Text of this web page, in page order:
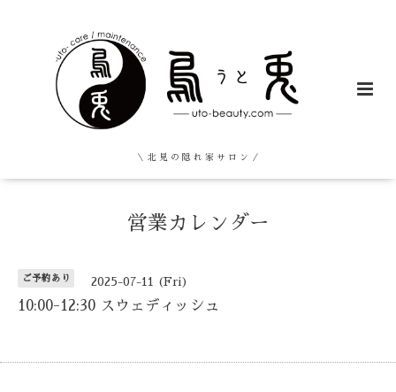
＼ 北 見 の 隠 れ 家 サ ロ ン ／
営業カレンダー
ご予約あり 2025-07-11 (Fri)
10:00-12:30 スウェディッシュ